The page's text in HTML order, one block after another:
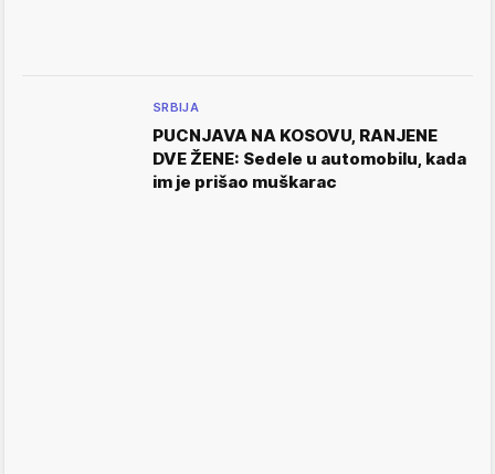
SRBIJA
PUCNJAVA NA KOSOVU, RANJENE
DVE ŽENE: Sedele u automobilu, kada
im je prišao muškarac